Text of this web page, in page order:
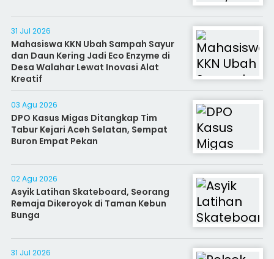
31 Jul 2026
Mahasiswa KKN Ubah Sampah Sayur
dan Daun Kering Jadi Eco Enzyme di
Desa Walahar Lewat Inovasi Alat
Kreatif
03 Agu 2026
DPO Kasus Migas Ditangkap Tim
Tabur Kejari Aceh Selatan, Sempat
Buron Empat Pekan
02 Agu 2026
Asyik Latihan Skateboard, Seorang
Remaja Dikeroyok di Taman Kebun
Bunga
31 Jul 2026